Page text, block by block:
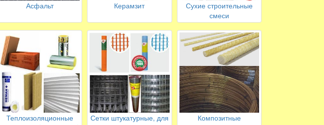
Асфальт Керамзит
Сухие строительные
смеси
Теплоизоляционные
Сетки штукатурные, для
Композитные